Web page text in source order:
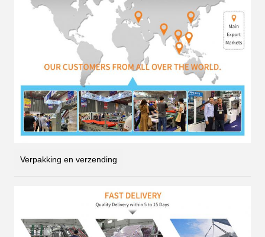
Verpakking en verzending